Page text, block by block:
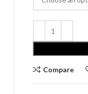
Compare